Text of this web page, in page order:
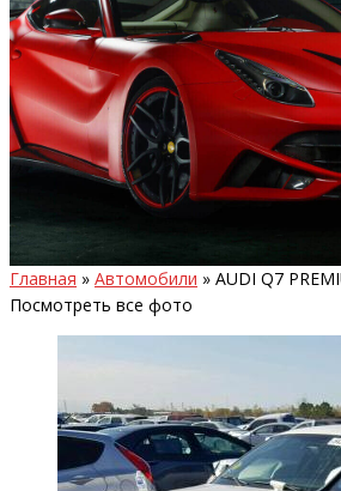
Главная » Автомобили » AUDI Q7
Посмотреть все фото